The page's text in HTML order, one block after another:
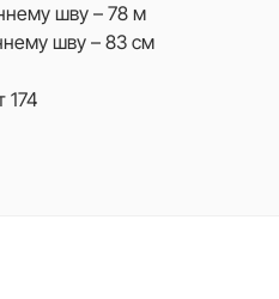
шву – 78 м
шву – 83 см
174